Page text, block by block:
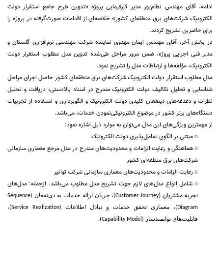
ادامه، آقای مهندس نظام‌پور مدیر کارفرمایی پروژه «تدوین طرح جامع استقرار دولت
الکترونیک شرکت‌های برق منطقه‌ای کشور» خلاصه‌ای از اقدامات صورت‌گرفته در پروژه را
برای حاضرین تشریح کردند.
در بخش آخر، آقای مهندس ایمان مهدوی نماینده شرکت مهندسی نرم‌افزاری گلستان و
مدیر فنی اجرایی پروژه، ضمن مرور مراحل طی‌شده تدوین مدل مطلوب استقرار دولت
الکترونیک، مؤلفه‌ها و ارتباطات مدل را تشریح نمود.
مدل مطلوب استقرار دولت الکترونیک شرکت‌های برق منطقه‌ای کشور حاصل اجرای مراحل
شناسایی و تحلیل تکالیف دولت الکترونیک مندرج در اسناد بالادستی، دریافت و تحلیل
نظرات و دغدغه‌های ذینفعان کلیدی دولت الکترونیک و الگوبرداری و استفاده از تجربیات
دستگاه‌های برتر کشور در موضوع الکترونیکی‌نمودن خدمات، می‌باشد.
از مهمترین ویژگی‌های این مدل می‌توان به موارد ذیل اشاره نمود:
oمبتنی بر الگوی تعامل‌پذیری دولت الکترونیک
oهماهنگی و رعایت الزامات و محدودیت‌های مندرج در مدل مرجع معماری سازمانی
شرکت‌های برق منطقه‌ای کشور
o رعایت الزامات و محدودیت‌های معماری سازمانی شرکت توانیر
o شامل انواع مدل‌های لازم جهت تشریح مدل مطلوب می‌باشد. ازجمله: مدل‌های
تجربه مشتریان (
Customer Journey)، جریان ارائه خدمات به ذی‌نفعان (Sequence
Diagram)، معماری تحقق خدمات و تبادل اطلاعات (Service Realization)،
قابلیت‌های توانمندساز (Capability Model).